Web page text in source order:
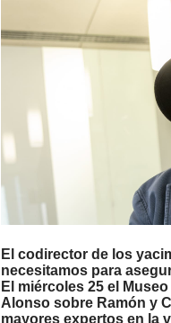
El codirector de los
necesitamos para
El miércoles 25 el
Alonso sobre Ramón y
mayores expertos en la